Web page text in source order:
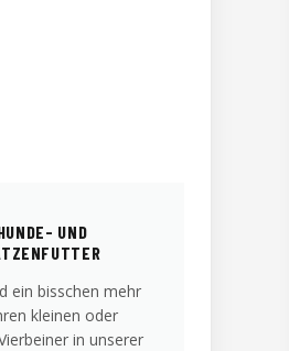
UND
ein bisschen mehr
kleinen oder
in unserer